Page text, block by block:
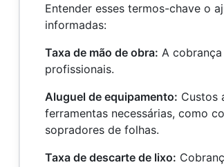
Entender esses termos-chave o
informadas:
Taxa de mão de obra: A
profissionais.
Aluguel de equipamento: Custos
ferramentas necessárias, como
sopradores de folhas.
Taxa de descarte de lixo: